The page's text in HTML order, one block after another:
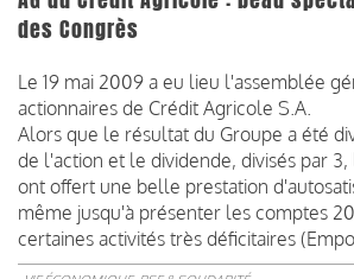
des Congrès
Le 19 mai 2009 a eu lieu l'assemblée
actionnaires de Crédit Agricole S.A.
Alors que le résultat du Groupe a été
de l'action et le dividende, divisés par
ont offert une belle prestation
même jusqu'à présenter les comptes
certaines activités très déficitaires